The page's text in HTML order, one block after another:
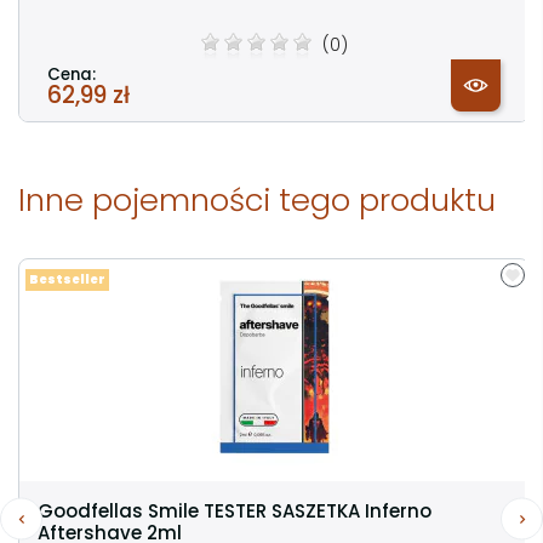
(0)
Cena:
62,99 zł
Inne pojemności tego produktu
Goodfellas Smile TESTER SASZETKA Inferno
Aftershave 2ml
Bestseller